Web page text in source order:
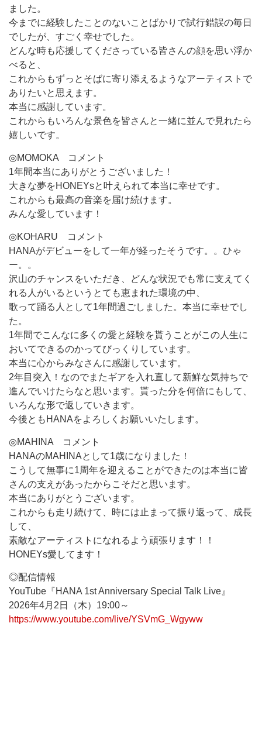
ました。
今までに経験したことのないことばかりで試行錯誤の毎日
でしたが、すごく幸せでした。
どんな時も応援してくださっている皆さんの顔を思い浮か
べると、
これからもずっとそばに寄り添えるようなアーティストで
ありたいと思えます。
本当に感謝しています。
これからもいろんな景色を皆さんと一緒に並んで見れたら
嬉しいです。
◎MOMOKA コメント
1年間本当にありがとうございました！
大きな夢をHONEYsと叶えられて本当に幸せです。
これからも最高の音楽を届け続けます。
みんな愛しています！
◎KOHARU コメント
HANAがデビューをして一年が経ったそうです。。ひゃ
ー。。
沢山のチャンスをいただき、どんな状況でも常に支えてく
れる人がいるというとても恵まれた環境の中、
歌って踊る人として1年間過ごしました。本当に幸せでし
た。
1年間でこんなに多くの愛と経験を貰うことがこの人生に
おいてできるのかってびっくりしています。
本当に心からみなさんに感謝しています。
2年目突入！なのでまたギアを入れ直して新鮮な気持ちで
進んでいけたらなと思います。貰った分を何倍にもして、
いろんな形で返していきます。
今後ともHANAをよろしくお願いいたします。
◎MAHINA コメント
HANAのMAHINAとして1歳になりました！
こうして無事に1周年を迎えることができたのは本当に皆
さんの支えがあったからこそだと思います。
本当にありがとうございます。
これからも走り続けて、時には止まって振り返って、成長
して、
素敵なアーティストになれるよう頑張ります！！
HONEYs愛してます！
◎配信情報
YouTube『HANA 1st Anniversary Special Talk Live』
2026年4月2日（木）19:00～
https://www.youtube.com/live/YSVmG_Wgyww